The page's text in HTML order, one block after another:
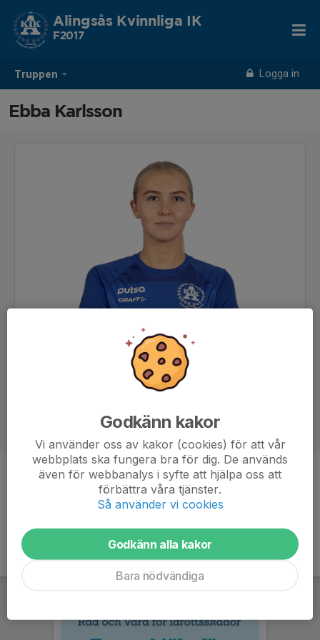
Truppen Logga in
Alingsås Kvinnliga IK
F2017
Ebba Karlsson
Ledare
Godkänn kakor
Vi använder oss av kakor (cookies) för att vår
webbplats ska fungera bra för dig. De används
även för webbanalys i syfte att hjälpa oss att
förbättra våra tjänster.
Så använder vi cookies
Godkänn alla kakor
Bara nödvändiga